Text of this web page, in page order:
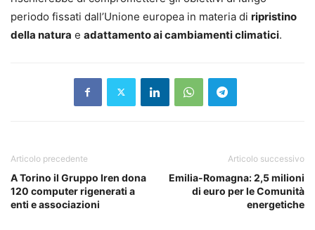
periodo fissati dall’Unione europea in materia di ripristino
della natura e adattamento ai cambiamenti climatici.
Articolo precedente
A Torino il Gruppo Iren dona
120 computer rigenerati a
enti e associazioni
Articolo successivo
Emilia-Romagna: 2,5 milioni
di euro per le Comunità
energetiche